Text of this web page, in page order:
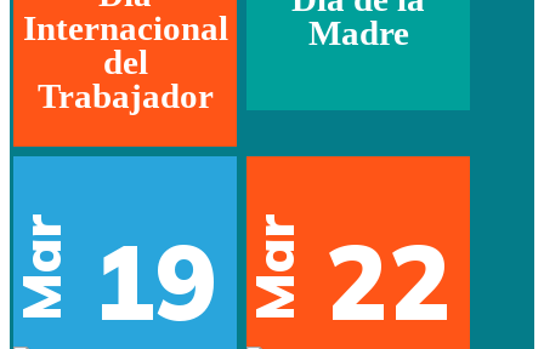
Internacional
del
Trabajador
Madre
Mar 19 Mar 22